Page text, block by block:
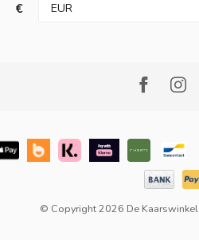
€
© Copyright 2026 De Kaarswinkel